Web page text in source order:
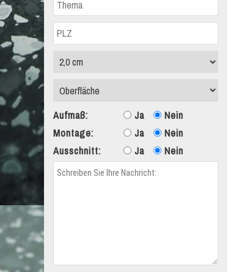
Aufmaß: Ja
Nein
Montage:
Ja
Nein
Ausschnitt:
Ja Nein